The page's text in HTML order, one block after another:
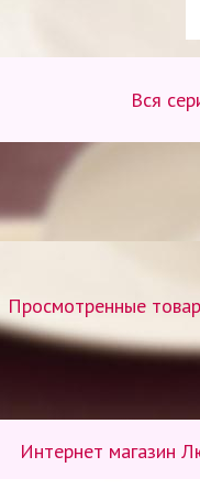
Вся
Просмотренные
Интернет магазин